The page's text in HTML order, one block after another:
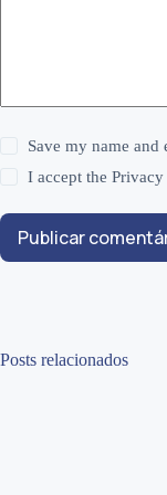
Save my name
I accept the
Publicar
Posts relacionados